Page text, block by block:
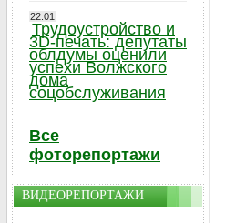
22.01
Трудоустройство и
3D-печать: депутаты
облдумы оценили
успехи Волжского
дома
соцобслуживания
Все
фоторепортажи
ВИДЕОРЕПОРТАЖИ